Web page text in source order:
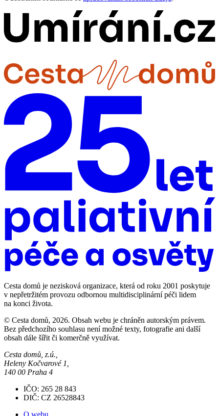
Cesta domů je nezisková organizace, která od roku 2001 poskytuje
v nepřetržitém provozu odbornou multidisciplinární péči lidem
na konci života.
© Cesta domů, 2026. Obsah webu je chráněn autorským právem.
Bez předchozího souhlasu není možné texty, fotografie ani další
obsah dále šířit či komerčně využívat.
Cesta domů, z.ú.,
Heleny Kočvarové 1,
140 00 Praha 4
IČO: 265 28 843
DIČ: CZ 26528843